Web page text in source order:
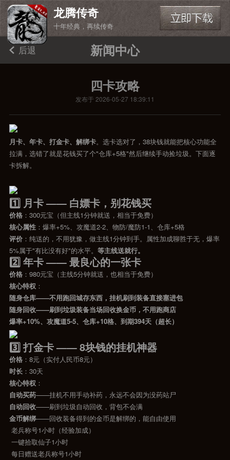
龙腾传奇
十年经典，再续传奇
后退 新闻中心
四卡攻略
发布于 2026-05-27 18:39:11
月卡、年卡、打金卡、解绑卡。选卡选对了，38块钱就能把核心功能全
拉满，选错了就是花钱买了个"仓库+5格"然后继续手动捡垃圾。下面逐
卡拆解。
1️⃣ 月卡 —— 白嫖卡，别花钱买
价格：300元宝（但主线1分钟就送，相当于免费）
核心属性：爆率+5%、攻魔道2-2、物防/魔防1-1、仓库+5格
评价：纯送的，不用犹豫，做主线1分钟到手。属性加成聊胜于无，爆率
5%属于"有比没有好"的水平。 等主线送就行。
2️⃣ 年卡 —— 最良心的一张卡
价格：980元宝（主线5分钟就送，也相当于免费）
核心特权：
随身仓库——不用跑回城存东西，挂机刷到装备直接塞进包
随身回收——刷到垃圾装备当场回收换金币，不用跑商店
爆率+10%、攻魔道5-5、仓库+10格、到期394天（超长）
3️⃣ 打金卡 —— 8块钱的挂机神器
价格：8元（实付人民币8元）
时长：30天
核心特权：
自动买药——挂机不用手动补药，永远不会因为没药站尸
自动回收——刷到垃圾自动回收，背包不会满
金币解绑——回收装备得到的金币是解绑的，能自由使用
老兵称号1小时（经验加成）
一键拾取仙子1小时
每日赠送老兵称号1小时